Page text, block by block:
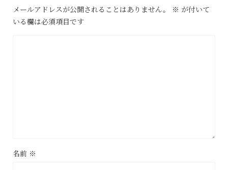
メールアドレスが公開されることはありません。 ※ が付いて
いる欄は必須項目です
名前 ※